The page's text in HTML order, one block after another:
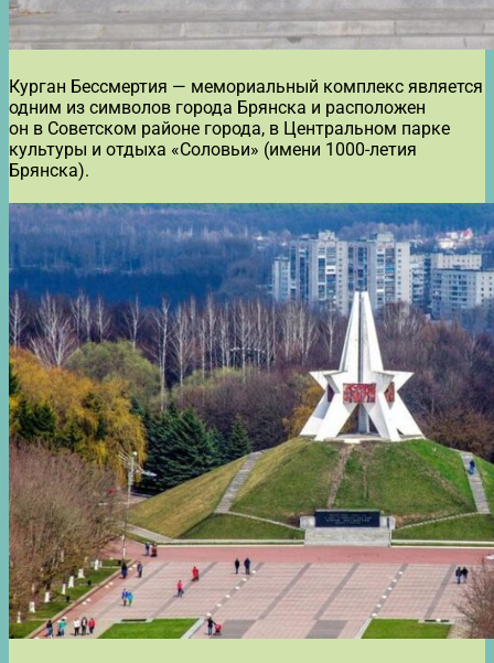
Курган Бессмертия — мемориальный комплекс является
одним из символов города Брянска и расположен
он в Советском районе города, в Центральном парке
культуры и отдыха «Соловьи» (имени 1000-летия
Брянска).